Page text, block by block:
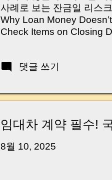
사례로 보는 잔금일 리스
Why Loan Money
Check Items on Closing
억 원이 한 번에 움직이는
황이 있었습니다. 또 어떤
“매도인이 대출 안 갚고
꼭 준비해야 하는지 중개
Introduction (Tap to
댓글 쓰기
임대차 계약 필수!
8월 10, 2025